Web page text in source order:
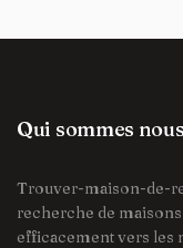
Qui sommes
Trouver-maison-de-
recherche de
efficacement vers les